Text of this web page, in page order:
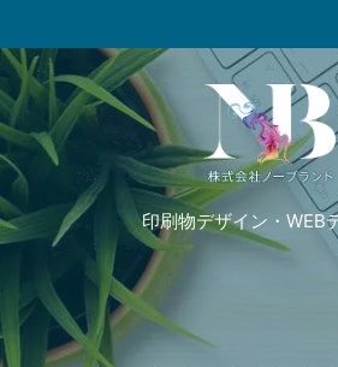
印刷物デザイン・WEB